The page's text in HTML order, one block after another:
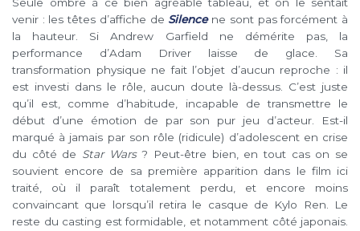
Seule ombre à ce bien agréable tableau, et on le sentait
venir : les têtes d’affiche de Silence ne sont pas forcément à
la hauteur. Si Andrew Garfield ne démérite pas, la
performance d’Adam Driver laisse de glace. Sa
transformation physique ne fait l’objet d’aucun reproche : il
est investi dans le rôle, aucun doute là-dessus. C’est juste
qu’il est, comme d’habitude, incapable de transmettre le
début d’une émotion de par son pur jeu d’acteur. Est-il
marqué à jamais par son rôle (ridicule) d’adolescent en crise
du côté de Star Wars? Peut-être bien, en tout cas on se
souvient encore de sa première apparition dans le film ici
traité, où il paraît totalement perdu, et encore moins
convaincant que lorsqu’il retira le casque de Kylo Ren. Le
reste du casting est formidable, et notamment côté japonais.